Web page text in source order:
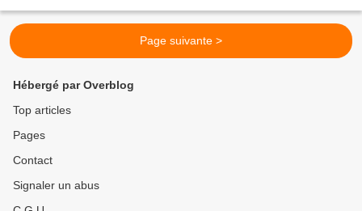
Page suivante >
Hébergé par Overblog
Top articles
Pages
Contact
Signaler un abus